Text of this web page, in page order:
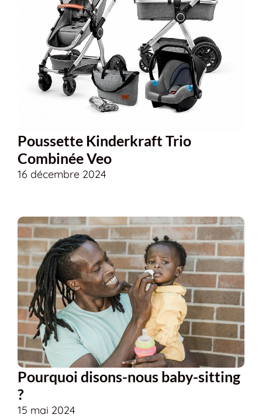
Poussette Kinderkraft Trio
Combinée Veo
16 décembre 2024
Pourquoi disons-nous baby-sitting
?
15 mai 2024